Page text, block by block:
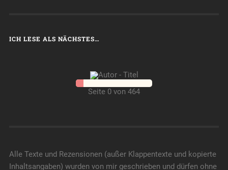
ICH LESE ALS NÄCHSTES…
Seite 0 von 464
Alle Texte und Rezensionen (außer Klappentexte und kopierte
Inhaltsangaben) wurden von mir geschrieben und dürfen ohne